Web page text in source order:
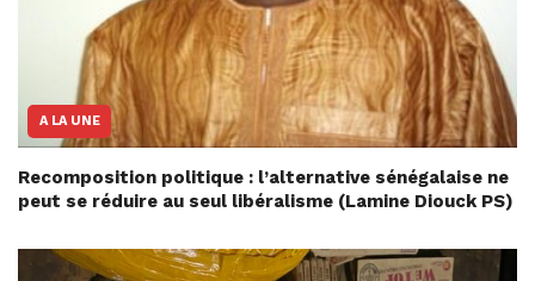
A LA UNE
Recomposition politique : l’alternative sénégalaise ne
peut se réduire au seul libéralisme (Lamine Diouck PS)